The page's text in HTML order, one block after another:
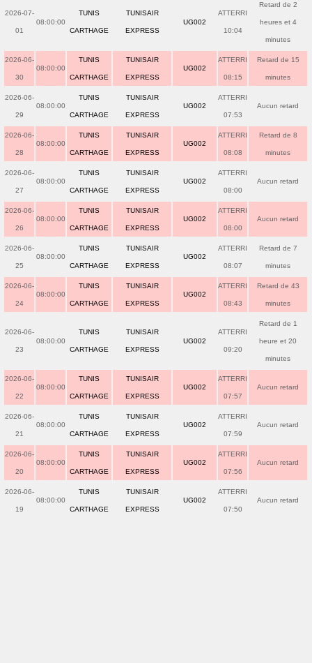
2026-07-
01
08:00:00
TUNIS
CARTHAGE
TUNISAIR
EXPRESS
UG002
ATTERRI
10:04
Retard de 2
heures et 4
minutes
2026-06-
30
08:00:00
TUNIS
CARTHAGE
TUNISAIR
EXPRESS
UG002
ATTERRI
08:15
Retard de 15
minutes
2026-06-
29
08:00:00
TUNIS
CARTHAGE
TUNISAIR
EXPRESS
UG002
ATTERRI
07:53
Aucun retard
2026-06-
28
08:00:00
TUNIS
CARTHAGE
TUNISAIR
EXPRESS
UG002
ATTERRI
08:08
Retard de 8
minutes
2026-06-
27
08:00:00
TUNIS
CARTHAGE
TUNISAIR
EXPRESS
UG002
ATTERRI
08:00
Aucun retard
2026-06-
26
08:00:00
TUNIS
CARTHAGE
TUNISAIR
EXPRESS
UG002
ATTERRI
08:00
Aucun retard
2026-06-
25
08:00:00
TUNIS
CARTHAGE
TUNISAIR
EXPRESS
UG002
ATTERRI
08:07
Retard de 7
minutes
2026-06-
24
08:00:00
TUNIS
CARTHAGE
TUNISAIR
EXPRESS
UG002
ATTERRI
08:43
Retard de 43
minutes
2026-06-
23
08:00:00
TUNIS
CARTHAGE
TUNISAIR
EXPRESS
UG002
ATTERRI
09:20
Retard de 1
heure et 20
minutes
2026-06-
22
08:00:00
TUNIS
CARTHAGE
TUNISAIR
EXPRESS
UG002
ATTERRI
07:57
Aucun retard
2026-06-
21
08:00:00
TUNIS
CARTHAGE
TUNISAIR
EXPRESS
UG002
ATTERRI
07:59
Aucun retard
2026-06-
20
08:00:00
TUNIS
CARTHAGE
TUNISAIR
EXPRESS
UG002
ATTERRI
07:56
Aucun retard
2026-06-
19
08:00:00
TUNIS
CARTHAGE
TUNISAIR
EXPRESS
UG002
ATTERRI
07:50
Aucun retard